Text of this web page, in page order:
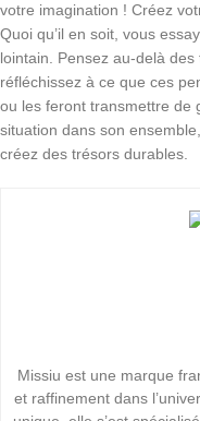
votre imagination ! Créez
Quoi qu’il en soit, vous
lointain. Pensez au-delà
réfléchissez à ce que ces
ou les feront transmettre de
situation dans son
créez des trésors durables.
Missiu est une marque
et raffinement dans